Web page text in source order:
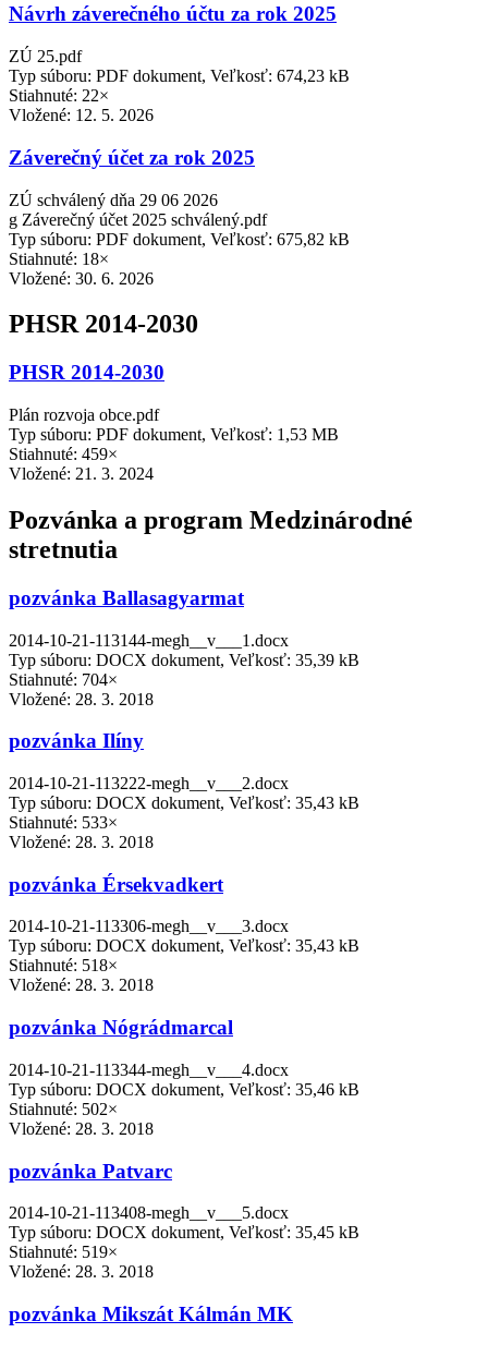
Návrh záverečného účtu za rok 2025
ZÚ 25.pdf
Typ súboru: PDF dokument, Veľkosť: 674,23 kB
Stiahnuté: 22×
Vložené: 12. 5. 2026
Záverečný účet za rok 2025
ZÚ schválený dňa 29 06 2026
g Záverečný účet 2025 schválený.pdf
Typ súboru: PDF dokument, Veľkosť: 675,82 kB
Stiahnuté: 18×
Vložené: 30. 6. 2026
PHSR 2014-2030
PHSR 2014-2030
Plán rozvoja obce.pdf
Typ súboru: PDF dokument, Veľkosť: 1,53 MB
Stiahnuté: 459×
Vložené: 21. 3. 2024
Pozvánka a program Medzinárodné
stretnutia
pozvánka Ballasagyarmat
2014-10-21-113144-megh__v___1.docx
Typ súboru: DOCX dokument, Veľkosť: 35,39 kB
Stiahnuté: 704×
Vložené: 28. 3. 2018
pozvánka Ilíny
2014-10-21-113222-megh__v___2.docx
Typ súboru: DOCX dokument, Veľkosť: 35,43 kB
Stiahnuté: 533×
Vložené: 28. 3. 2018
pozvánka Érsekvadkert
2014-10-21-113306-megh__v___3.docx
Typ súboru: DOCX dokument, Veľkosť: 35,43 kB
Stiahnuté: 518×
Vložené: 28. 3. 2018
pozvánka Nógrádmarcal
2014-10-21-113344-megh__v___4.docx
Typ súboru: DOCX dokument, Veľkosť: 35,46 kB
Stiahnuté: 502×
Vložené: 28. 3. 2018
pozvánka Patvarc
2014-10-21-113408-megh__v___5.docx
Typ súboru: DOCX dokument, Veľkosť: 35,45 kB
Stiahnuté: 519×
Vložené: 28. 3. 2018
pozvánka Mikszát Kálmán MK